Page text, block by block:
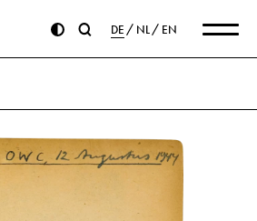
DE NL EN